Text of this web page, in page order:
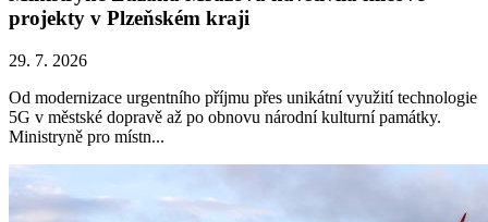
projekty v Plzeňském kraji
29. 7. 2026
Od modernizace urgentního příjmu přes unikátní využití technologie
5G v městské dopravě až po obnovu národní kulturní památky.
Ministryně pro místn...